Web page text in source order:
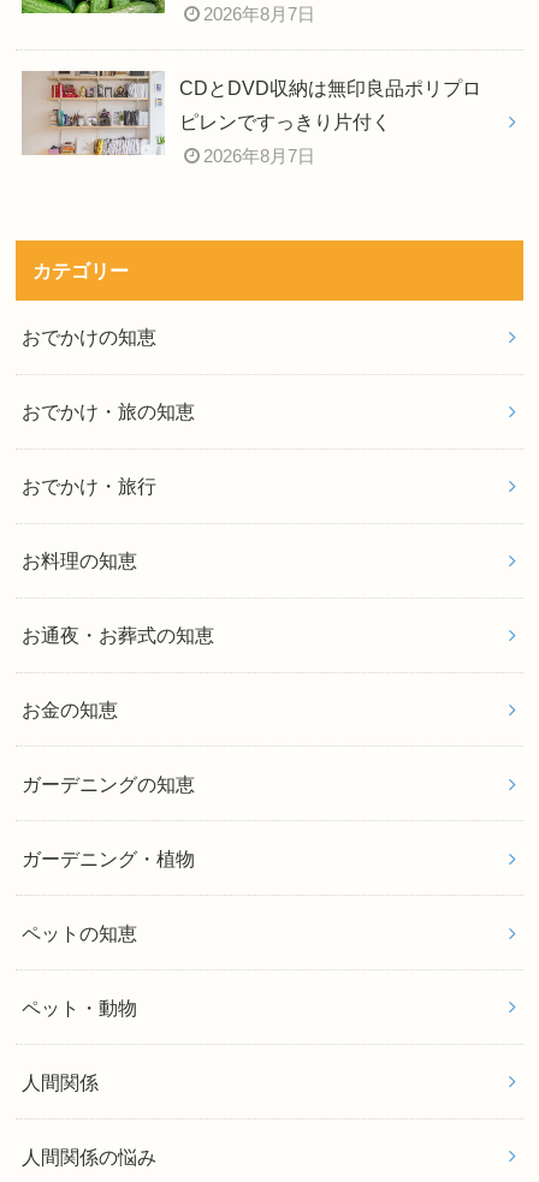
2026年8月7日
CDとDVD収納は無印良品ポリプロ
ピレンですっきり片付く
2026年8月7日
カテゴリー
おでかけの知恵
おでかけ・旅の知恵
おでかけ・旅行
お料理の知恵
お通夜・お葬式の知恵
お金の知恵
ガーデニングの知恵
ガーデニング・植物
ペットの知恵
ペット・動物
人間関係
人間関係の悩み